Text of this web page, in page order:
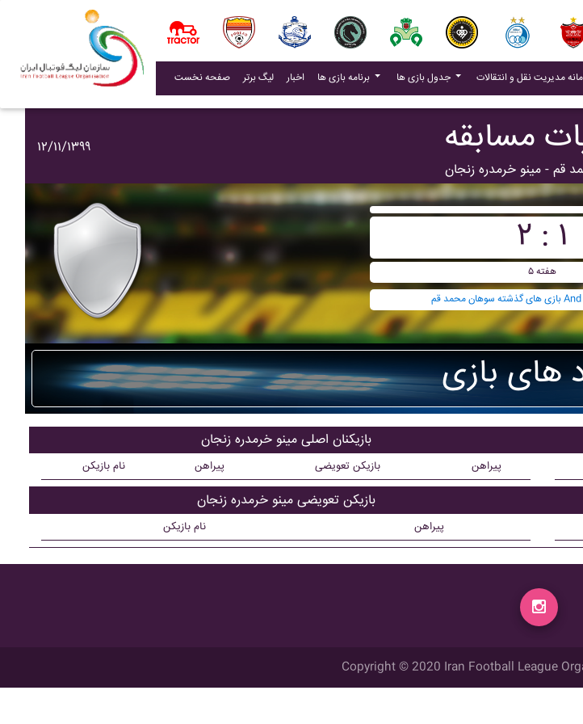
صفحه نخست لیگ برتر اخبار(current) برنامه بازی ها جدول بازی ها مدیریت نقل و انتقالات
۱۲/۱۱/۱۳۹۹ مسابقه
قم - مينو خرمدره زنجان
۲ : ۱
هفته ۵
های بازی
بازیکنان اصلی مينو خرمدره زنجان
نام بازیکن پیراهن بازیکن تعویضی پیراهن
بازیکن تعویضی مينو خرمدره زنجان
نام بازیکن پیراهن
Copyright © 2020 Iran Football League